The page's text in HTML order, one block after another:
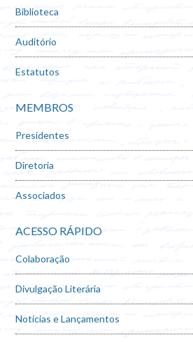
Biblioteca
Auditório
Estatutos
MEMBROS
Presidentes
Diretoria
Associados
ACESSO RÁPIDO
Colaboração
Divulgação Literária
Notícias e Lançamentos